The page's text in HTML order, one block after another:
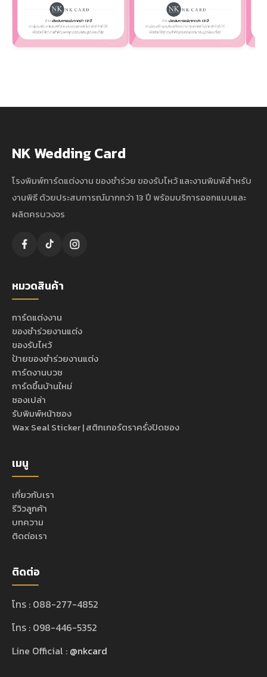
NK Wedding Card
โรงพิมพ์การ์ดแต่งงาน ของชำร่วย ของรับไหว้ และงานพิมพ์สำหรับ
งานพิธี ด้วยประสบการณ์มากกว่า 13 ปี พร้อมบริการออกแบบและ
ผลิตครบวงจร
หมวดสินค้า
การ์ดแต่งงาน
ของชำร่วยงานแต่ง
ของรับไหว้
ป้ายของชำร่วยงานแต่ง
การ์ดงานบวช
การ์ดขึ้นบ้านใหม่
ซองเปล่า
รับพิมพ์หน้าซอง
Wax Seal Sticker | สติกเกอร์ตราครั่งปิดซอง
เมนู
เกี่ยวกับเรา
รีวิวลูกค้า
บทความ
ติดต่อเรา
ติดต่อ
โทร : 088-277-4852
โทร : 098-446-5352
Line Official : @nkcard